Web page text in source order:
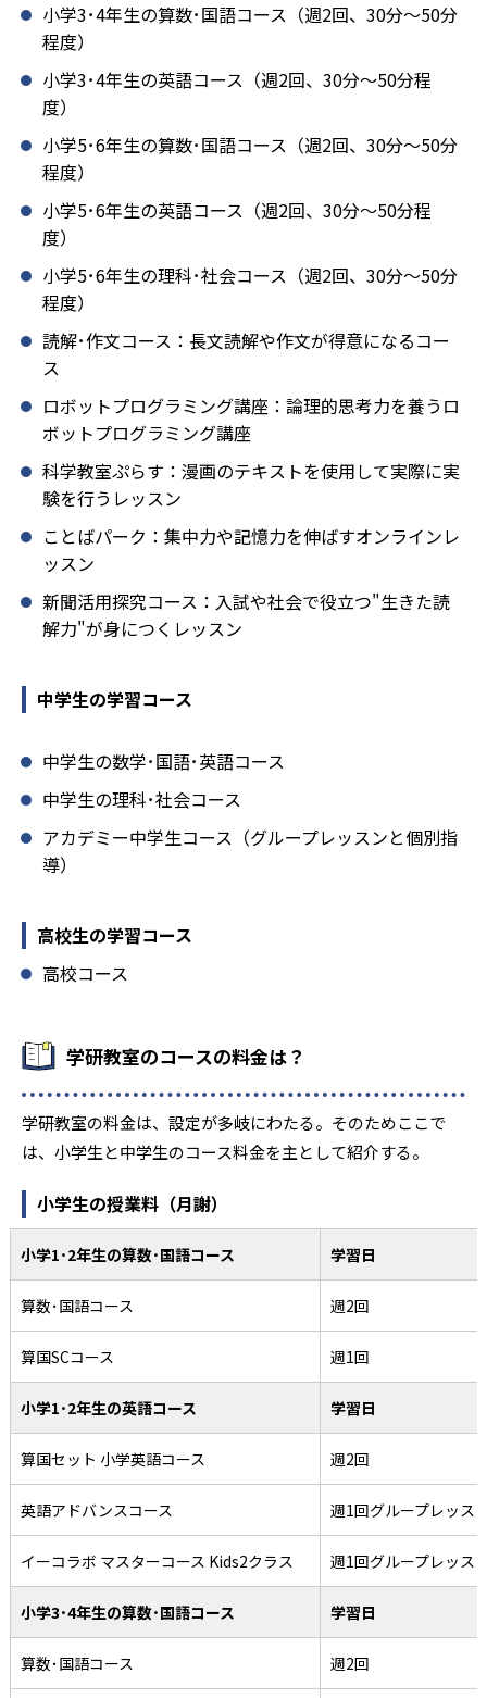
小学3･4年生の算数･国語コース（週2回、30分～50分
程度）
小学3･4年生の英語コース（週2回、30分～50分程
度）
小学5･6年生の算数･国語コース（週2回、30分～50分
程度）
小学5･6年生の英語コース（週2回、30分～50分程
度）
小学5･6年生の理科･社会コース（週2回、30分～50分
程度）
読解･作文コース：長文読解や作文が得意になるコー
ス
ロボットプログラミング講座：論理的思考力を養うロ
ボットプログラミング講座
科学教室ぷらす：漫画のテキストを使用して実際に実
験を行うレッスン
ことばパーク：集中力や記憶力を伸ばすオンラインレ
ッスン
新聞活用探究コース：入試や社会で役立つ"生きた読
解力"が身につくレッスン
中学生の学習コース
中学生の数学･国語･英語コース
中学生の理科･社会コース
アカデミー中学生コース（グループレッスンと個別指
導）
高校生の学習コース
高校コース
学研教室のコースの料金は？
学研教室の料金は、設定が多岐にわたる。そのためここで
は、小学生と中学生のコース料金を主として紹介する。
小学生の授業料（月謝）
小学1･2年生の算数･国語コース 学習日
算数･国語コース 週2回
算国SCコース 週1回
小学1･2年生の英語コース 学習日
算国セット 小学英語コース 週2回
英語アドバンスコース 週1回グループレッス
イーコラボ マスターコース Kids2クラス 週1回グループレッス
小学3･4年生の算数･国語コース 学習日
算数･国語コース 週2回